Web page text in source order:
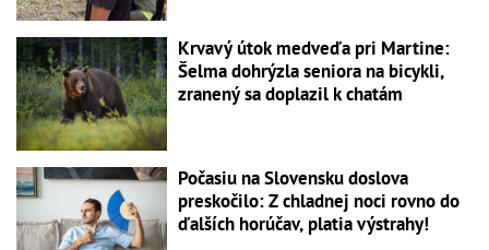
Krvavý útok medveďa pri Martine:
Šelma dohrýzla seniora na bicykli,
zranený sa doplazil k chatám
Počasiu na Slovensku doslova
preskočilo: Z chladnej noci rovno do
ďalších horúčav, platia výstrahy!